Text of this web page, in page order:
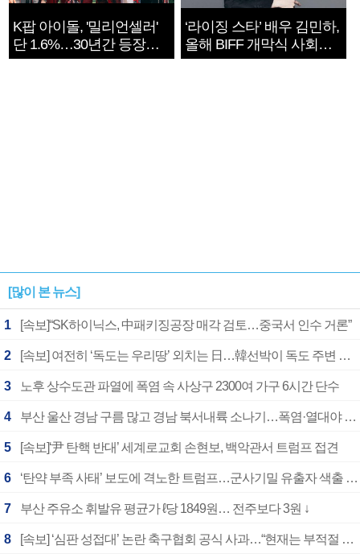
K팝 아이돌, '밀리언셀러'
단 1.6%…30년간 등장
1182개팀 전수조사
‘라이징 스타’ 배우 김민하,
올해 BIFF 개막식 사회자
확정
[많이 본 뉴스]
1 [속보]“SK하이닉스, 中패키징공장 매각 검토…중국서 인수 거론”
2 [속보] 여전히 ‘독도는 우리땅’ 외치는 日…韓선박이 독도 주변 해양조사 활동하자 반발
3 노후 상수도관 파열에 폭염 속 사상구 2300여 가구 6시간 단수
4 부산 울산 경남 구름 많고 경남 북서내륙 소나기…폭염·열대야 계속
5 [속보]‘尹 탄핵 반대’ 세계로교회 손현보, 백악관서 트럼프 접견
6 ‘탄약 부족 사태’ 보도에 격노한 트럼프…군사기밀 유출자 색출 지시
7 부산 주유소 휘발유 평균가 ℓ당 1849원… 전주보다 3원 ↓
8 [속보] ‘심판 성접대’ 논란 축구협회 공식 사과…“현재는 부적절 행위 없어”